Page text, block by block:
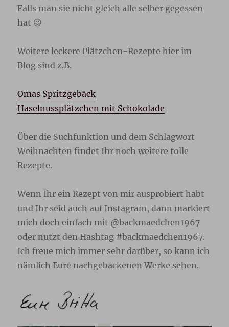
Falls man sie nicht gleich alle selber gegessen
hat 😉
Weitere leckere Plätzchen-Rezepte hier im
Blog sind z.B.
Omas Spritzgebäck
Haselnussplätzchen mit Schokolade
Über die Suchfunktion und dem Schlagwort
Weihnachten findet Ihr noch weitere tolle
Rezepte.
Wenn Ihr ein Rezept von mir ausprobiert habt
und Ihr seid auch auf Instagram, dann markiert
mich doch einfach mit @backmaedchen1967
oder nutzt den Hashtag #backmaedchen1967.
Ich freue mich immer sehr darüber, so kann ich
nämlich Eure nachgebackenen Werke sehen.